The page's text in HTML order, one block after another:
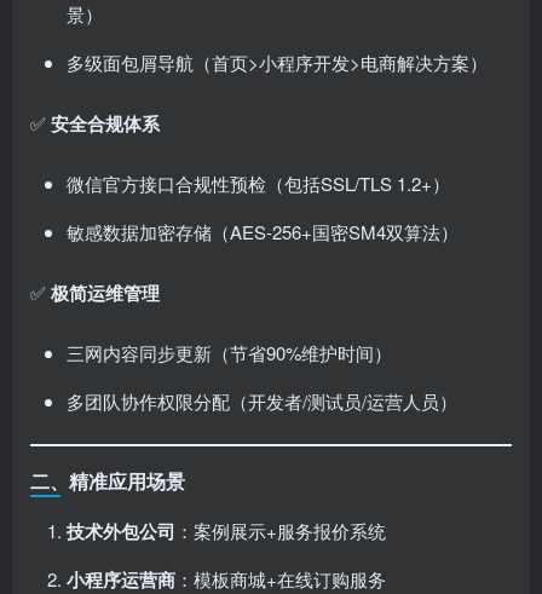
景）
多级面包屑导航（首页>小程序开发>电商解决方案）
✅安全合规体系
微信官方接口合规性预检（包括SSL/TLS 1.2+）
敏感数据加密存储（AES-256+国密SM4双算法）
✅极简运维管理
三网内容同步更新（节省90%维护时间）
多团队协作权限分配（开发者/测试员/运营人员）
二、精准应用场景
技术外包公司 ：案例展示+服务报价系统
小程序运营商 ：模板商城+在线订购服务